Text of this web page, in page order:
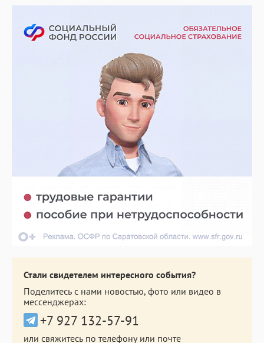
Стали свидетелем интересного события?
Поделитесь с нами новостью, фото или видео в
мессенджерах:
+7 927 132-57-91
или свяжитесь по телефону или почте